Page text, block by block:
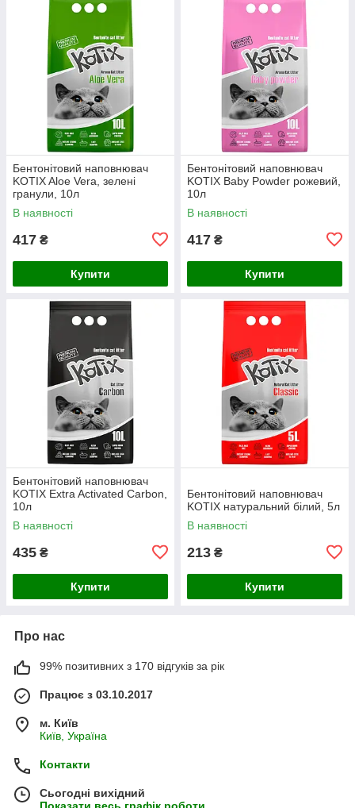
Бентонітовий наповнювач
KOTIX Aloe Vera, зелені
гранули, 10л
В наявності
417 ₴
Купити
Бентонітовий наповнювач
KOTIX Baby Powder рожевий,
10л
В наявності
417 ₴
Купити
Бентонітовий наповнювач
KOTIX Extra Activated Carbon,
10л
В наявності
435 ₴
Купити
Бентонітовий наповнювач
KOTIX натуральний білий, 5л
В наявності
213 ₴
Купити
Про нас
99% позитивних з 170 відгуків за рік
Працює з 03.10.2017
м. Київ
Київ, Україна
Контакти
Сьогодні вихідний